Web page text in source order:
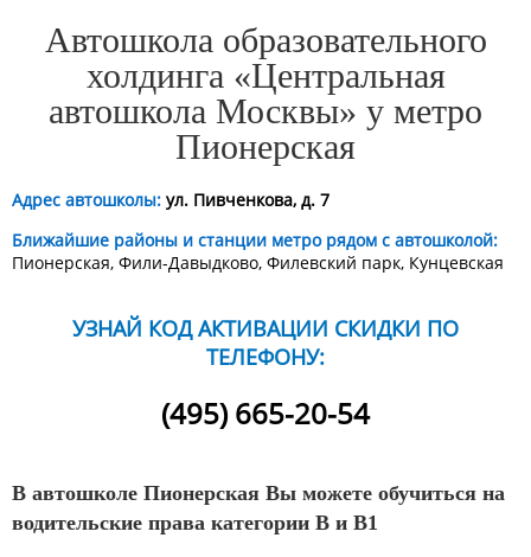
Автошкола образовательного
холдинга «Центральная
автошкола Москвы» у метро
Пионерская
Адрес автошколы: ул. Пивченкова, д. 7
Ближайшие районы и станции метро рядом с автошколой:
Пионерская, Фили-Давыдково, Филевский парк, Кунцевская
УЗНАЙ КОД АКТИВАЦИИ СКИДКИ ПО
ТЕЛЕФОНУ:
(495) 665-20-54
В автошколе Пионерская Вы можете обучиться на
водительские права категории B и B1